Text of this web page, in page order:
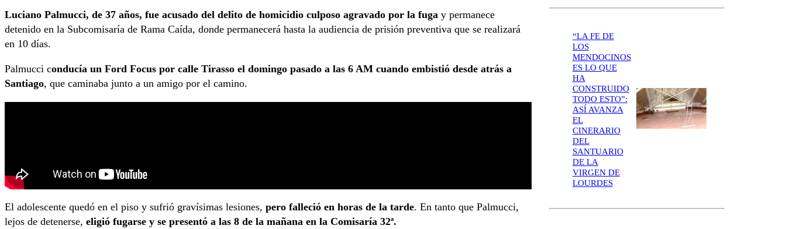
Luciano Palmucci, de 37 años, fue acusado del delito de homicidio culposo agravado por la fuga y permanece
detenido en la Subcomisaría de Rama Caída, donde permanecerá hasta la audiencia de prisión preventiva que se realizará
en 10 días.
Palmucci conducía un Ford Focus por calle Tirasso el domingo pasado a las 6 AM cuando embistió desde atrás a
Santiago, que caminaba junto a un amigo por el camino.
El adolescente quedó en el piso y sufrió gravísimas lesiones, pero falleció en horas de la tarde. En tanto que Palmucci,
lejos de detenerse, eligió fugarse y se presentó a las 8 de la mañana en la Comisaría 32ª.
“LA FE DE
LOS
MENDOCINOS
ES LO QUE
HA
CONSTRUIDO
TODO ESTO”:
ASÍ AVANZA
EL
CINERARIO
DEL
SANTUARIO
DE LA
VIRGEN DE
LOURDES